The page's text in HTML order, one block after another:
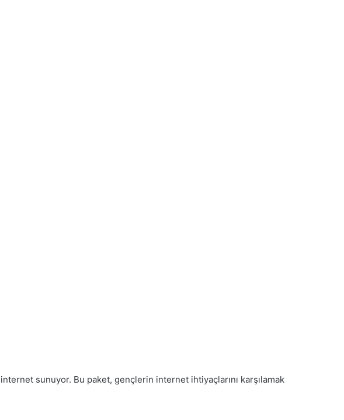
sunuyor. Bu paket, gençlerin internet ihtiyaçlarını karşılamak